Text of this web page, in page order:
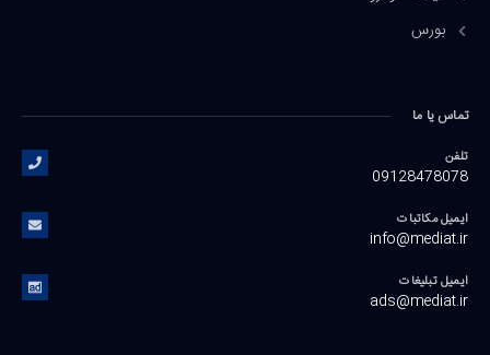
بورس
تماس یا ما
تلفن
09128478078
ایمیل مکاتبات
info@mediat.ir
ایمیل تبلیغات
ads@mediat.ir